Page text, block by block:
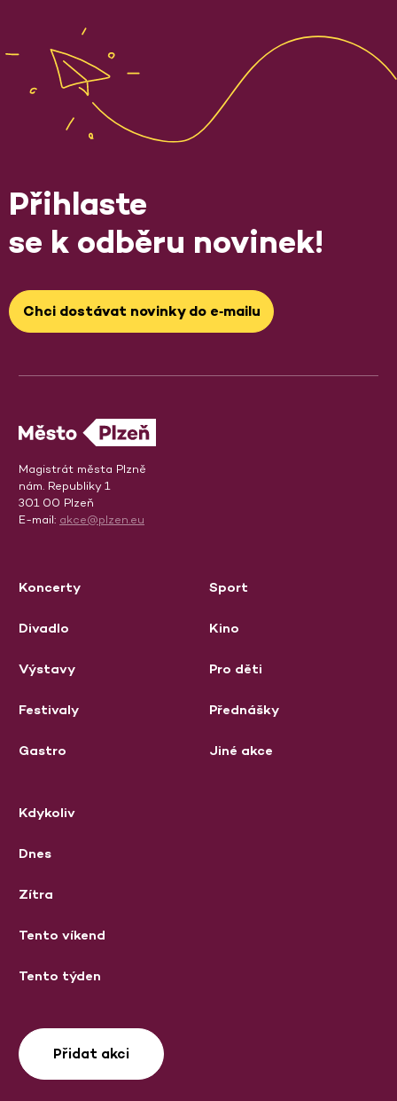
Přihlaste
se k odběru novinek!
Chci dostávat novinky do e‑mailu
Magistrát města Plzně
nám. Republiky 1
301 00 Plzeň
E-mail: akce@plzen.eu
Koncerty
Divadlo
Výstavy
Festivaly
Gastro
Sport
Kino
Pro děti
Přednášky
Jiné akce
Kdykoliv
Dnes
Zítra
Tento víkend
Tento týden
Přidat akci